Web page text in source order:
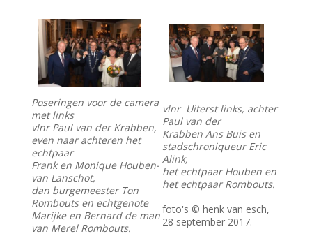
Poseringen voor de camera
met links
vlnr Paul van der Krabben,
even naar achteren het
echtpaar
Frank en Monique Houben-
van Lanschot,
dan burgemeester Ton
Rombouts en echtgenote
Marijke en Bernard de man
van Merel Rombouts.
vlnr Uiterst links, achter
Paul van der
Krabben Ans Buis en
stadschroniqueur Eric
Alink,
het echtpaar Houben en
het echtpaar Rombouts.
foto's © henk van esch,
28 september 2017.